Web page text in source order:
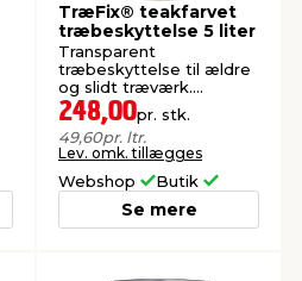
TræFix® teakfarvet
træbeskyttelse 5 liter
Transparent
træbeskyttelse til ældre
og slidt træværk.
Oliebaseret.
248,00pr. stk.
49,60pr. ltr.
Lev. omk. tillægges
Webshop Butik
Se mere